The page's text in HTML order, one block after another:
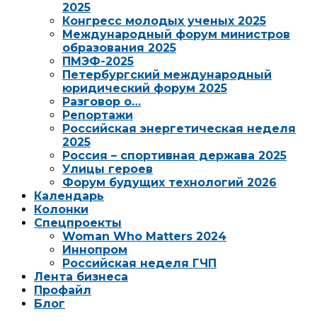
2025
Конгресс молодых ученых 2025
Международный форум министров
образования 2025
ПМЭФ-2025
Петербургский международный
юридический форум 2025
Разговор о…
Репортажи
Российская энергетическая неделя
2025
Россия – спортивная держава 2025
Улицы героев
Форум будущих технологий 2026
Календарь
Колонки
Спецпроекты
Woman Who Matters 2024
Иннопром
Российская неделя ГЧП
Лента бизнеса
Профайл
Блог